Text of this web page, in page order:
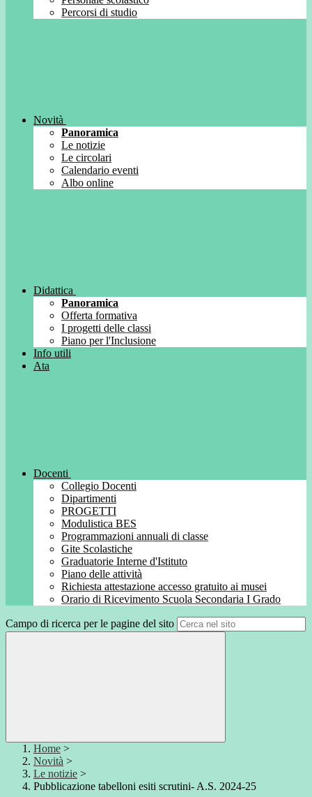
Percorsi di studio
Novità
Panoramica
Le notizie
Le circolari
Calendario eventi
Albo online
Didattica
Panoramica
Offerta formativa
I progetti delle classi
Piano per l'Inclusione
Info utili
Ata
Docenti
Collegio Docenti
Dipartimenti
PROGETTI
Modulistica BES
Programmazioni annuali di classe
Gite Scolastiche
Graduatorie Interne d'Istituto
Piano delle attività
Richiesta attestazione accesso gratuito ai musei
Orario di Ricevimento Scuola Secondaria I Grado
Campo di ricerca per le pagine del sito
Home >
Novità >
Le notizie >
Pubblicazione tabelloni esiti scrutini- A.S. 2024-25